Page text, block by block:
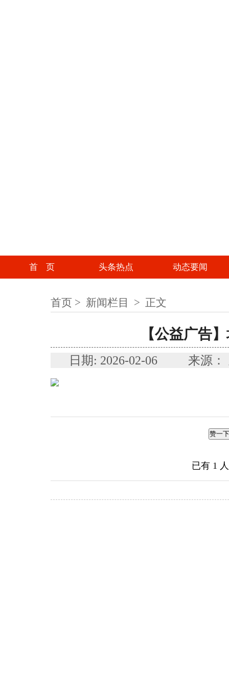
首 页 头条热点 动态要闻
首页 > 新闻栏目 > 正文
【公益广告
日期: 2026-02-06 来源
赞一下
已有 1